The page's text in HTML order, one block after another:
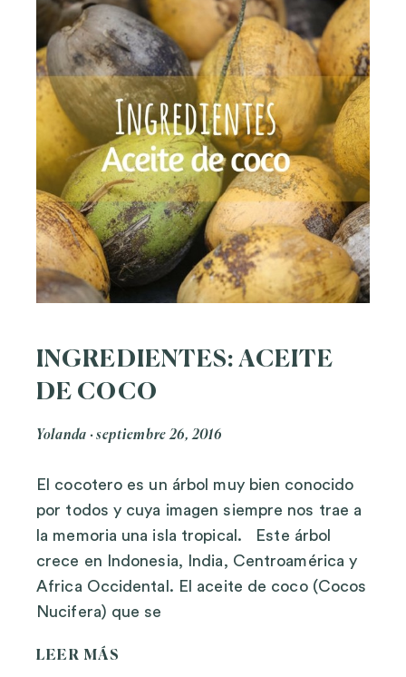
INGREDIENTES: ACEITE
DE COCO
Yolanda septiembre 26, 2016
El cocotero es un árbol muy bien conocido
por todos y cuya imagen siempre nos trae a
la memoria una isla tropical. Este árbol
crece en Indonesia, India, Centroamérica y
Africa Occidental. El aceite de coco (Cocos
Nucifera) que se
LEER MÁS